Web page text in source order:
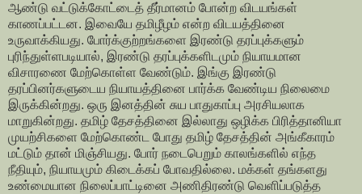
ஆண்டு வட்டுக்கோட்டைத் தீர்மானம் போன்ற விடயங்கள்
காணப்பட்டன. இவையே தமிழீழம் என்ற விடயத்தினை
உருவாக்கியது. போர்க்குற்றங்களை இரண்டு தரப்புக்களும்
புரிந்துள்ளபடியால், இரண்டு தரப்புக்களிடமும் நியாயமான
விசாரணை மேற்கொள்ள வேண்டும். இங்கு இரண்டு
தரப்பினர்களுடைய நியாயத்தினை பார்க்க வேண்டிய நிலைமை
இருக்கின்றது. ஒரு இனத்தின் சுய பாதுகாப்பு அரசியலாக
மாறுகின்றது. தமிழ் தேசத்தினை இல்லாது ஒழிக்க பிரித்தானியா
முயற்சிகளை மேற்கொண்ட போது தமிழ் தேசத்தின் அங்கீகாரம்
மட்டும் தான் மிஞ்சியது. போர் நடைபெறும் காலங்களில் எந்த
நீதியும், நியாயமும் கிடைக்கப் போவதில்லை. மக்கள் தங்களது
உண்மையான நிலைப்பாட்டினை அணிதிரண்டு வெளிப்படுத்த